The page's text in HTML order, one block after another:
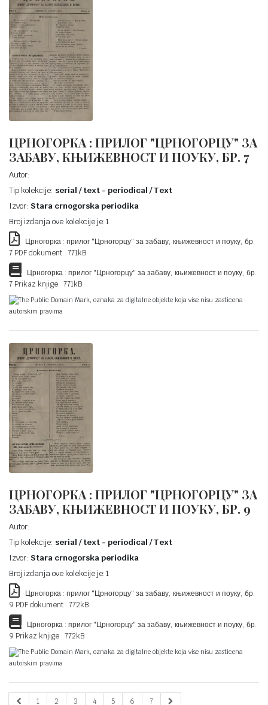
ЦРНОГОРКА : ПРИЛОГ "ЦРНОГОРЦУ" ЗА
ЗАБАВУ, КЊИЖЕВНОСТ И ПОУКУ, БР. 7
Autor:
Tip kolekcije: serial / text - periodical / Text
Izvor: Stara crnogorska periodika
Broj izdanja ove kolekcije je:1
Црногорка : прилог "Црногорцу" за забаву, књижевност и поуку, бр.
7 PDF dokument 771kB
Црногорка : прилог "Црногорцу" за забаву, књижевност и поуку, бр.
7 Prikaz knjige 771kB
The Public Domain Mark, oznaka za digitalne objekte koja vise nisu zasticena
autorskim pravima
ЦРНОГОРКА : ПРИЛОГ "ЦРНОГОРЦУ" ЗА
ЗАБАВУ, КЊИЖЕВНОСТ И ПОУКУ, БР. 9
Autor:
Tip kolekcije: serial / text - periodical / Text
Izvor: Stara crnogorska periodika
Broj izdanja ove kolekcije je:1
Црногорка : прилог "Црногорцу" за забаву, књижевност и поуку, бр.
9 PDF dokument 772kB
Црногорка : прилог "Црногорцу" за забаву, књижевност и поуку, бр.
9 Prikaz knjige 772kB
The Public Domain Mark, oznaka za digitalne objekte koja vise nisu zasticena
autorskim pravima
1 2 3 4 5 6 7